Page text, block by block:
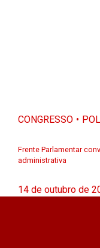
CONGRESSO
Frente Parlamentar
administrativa
14 de outubro de